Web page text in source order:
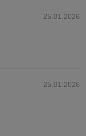
25.01.2026
25.01.2026